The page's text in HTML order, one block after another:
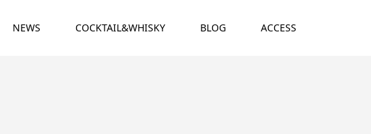
NEWS COCKTAIL&WHISKY BLOG ACCESS